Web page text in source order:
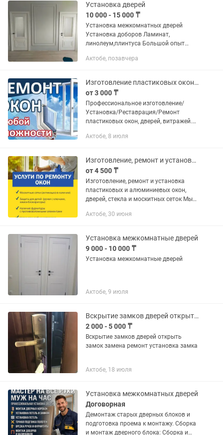
Установка дверей
10 000 - 15 000 ₸
Установка межкомнатных дверей
Установка доборов Ламинат,
линолеум,плинтуса Большой опыт
класса Качественно и в срок
Актобе, позавчера
Изготовление пластиковых окон, дверей, балконы,перегородки,москитные сетки
от 3 000 ₸
Профессиональное изготовление/
Установка/Реставрация/Ремонт
пластиковых окон, дверей, витражей.
приемлемые — Изготовление
цвет и сложности) —...
Актобе, 8 июля
Изготовление, ремонт и установка пластиковых и алюминиевых окон, дверей
от 4 500 ₸
Изготовление, ремонт и установка
пластиковых и алюминиевых окон,
дверей, стекла и москитных сеток Мы
по изготовлению, установке и ремонту
Актобе, 30 июня
Установка межкомнатные дверей
9 000 - 10 000 ₸
Установка межкомнатные дверей
Актобе, 9 июля
Вскрытие замков дверей открыть замок замена ремонт установка замка
2 000 - 5 000 ₸
Вскрытие замков дверей открыть
замок замена ремонт установка замка
Актобе, 18 июля
Установка межкомнатных дверей
Договорная
Демонтаж старых дверных блоков и
подготовка проема к монтажу. Сборка
и монтаж дверного блока: Сборка и